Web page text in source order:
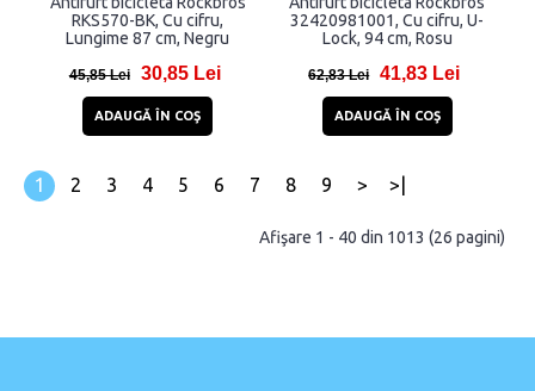
RKS570-BK, Cu cifru,
Lungime 87 cm, Negru
45,85 Lei 30,85 Lei
ADAUGĂ ÎN COŞ
32420981001, Cu cifru, U-
Lock, 94 cm, Rosu
62,83 Lei 41,83 Lei
ADAUGĂ ÎN COŞ
1 2 3 4 5 6 7 8 9 > >|
Afişare 1 - 40 din 1013 (26 pagini)